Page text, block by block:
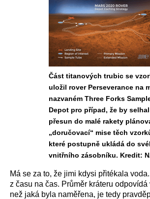
Část titanových trubic se
uložil rover Perseverance na
nazvaném Three Forks
Depot pro případ, že by selhal
přesun do malé rakety
„doručovací“ mise těch
které postupně ukládá do
vnitřního zásobníku. Kredit:
Má se za to, že jimi kdysi přitékala
z času na čas. Průměr kráteru odpovídá
než jaká byla naměřena, je tedy